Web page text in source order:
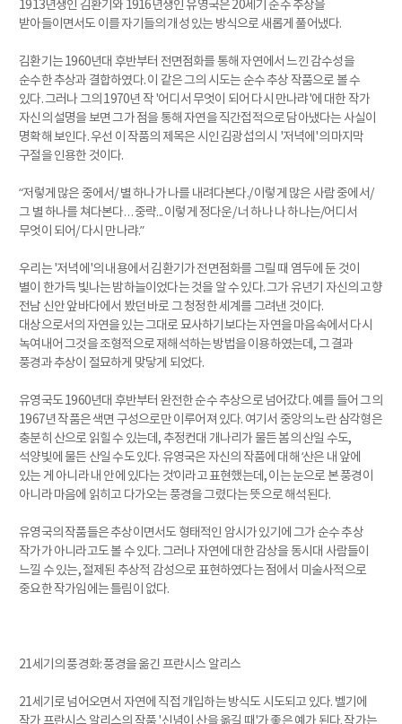
1913년생인 김환기와 1916년생인 유영국은 20세기 순수 추상을
받아들이면서도 이를 자기들의 개성 있는 방식으로 새롭게 풀어냈다.
김환기는 1960년대 후반부터 전면점화를 통해 자연에서 느낀 감수성을
순수한 추상과 결합하였다. 이 같은 그의 시도는 순수 추상 작품으로 볼 수
있다. 그러나 그의 1970년 작 '어디서 무엇이 되어 다시 만나랴'에 대한 작가
자신의 설명을 보면 그가 점을 통해 자연을 직간접적으로 담아냈다는 사실이
명확해 보인다. 우선 이 작품의 제목은 시인 김광섭의 시 '저녁에'의 마지막
구절을 인용한 것이다.
“저렇게 많은 중에서/ 별 하나가 나를 내려다본다./ 이렇게 많은 사람 중에서/
그 별 하나를 쳐다본다… 중략... 이렇게 정다운/ 너 하나 나 하나는/어디서
무엇이 되어/ 다시 만나랴.”
우리는 '저녁에'의 내용에서 김환기가 전면점화를 그릴 때 염두에 둔 것이
별이 한가득 빛나는 밤하늘이었다는 것을 알 수 있다. 그가 유년기 자신의 고향
전남 신안 앞바다에서 봤던 바로 그 청정한 세계를 그려낸 것이다.
대상으로서의 자연을 있는 그대로 묘사하기보다는 자연을 마음속에서 다시
녹여내어 그것을 조형적으로 재해석하는 방법을 이용하였는데, 그 결과
풍경과 추상이 절묘하게 맞닿게 되었다.
유영국도 1960년대 후반부터 완전한 순수 추상으로 넘어갔다. 예를 들어 그의
1967년 작품은 색면 구성으로만 이루어져 있다. 여기서 중앙의 노란 삼각형은
충분히 산으로 읽힐 수 있는데, 추정컨대 개나리가 물든 봄의 산일 수도,
석양빛에 물든 산일 수도 있다. 유영국은 자신의 작품에 대해 ‘산은 내 앞에
있는 게 아니라 내 안에 있다는 것’이라고 표현했는데, 이는 눈으로 본 풍경이
아니라 마음에 읽히고 다가오는 풍경을 그렸다는 뜻으로 해석된다.
유영국의 작품들은 추상이면서도 형태적인 암시가 있기에 그가 순수 추상
작가가 아니라고도 볼 수 있다. 그러나 자연에 대한 감상을 동시대 사람들이
느낄 수 있는, 절제된 추상적 감성으로 표현하였다는 점에서 미술사적으로
중요한 작가임에는 틀림이 없다.
21세기의 풍경화: 풍경을 옮긴 프란시스 알리스
21세기로 넘어오면서 자연에 직접 개입하는 방식도 시도되고 있다. 벨기에
작가 프란시스 알리스의 작품 '신념이 산을 옮길 때'가 좋은 예가 된다. 작가는